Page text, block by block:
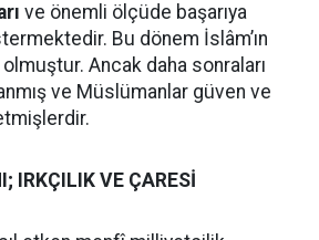
ve önemli ölçüde başarıya
Bu dönem İslâm’ın
Ancak daha sonraları
ve Müslümanlar güven ve
IRKÇILIK VE ÇARESİ